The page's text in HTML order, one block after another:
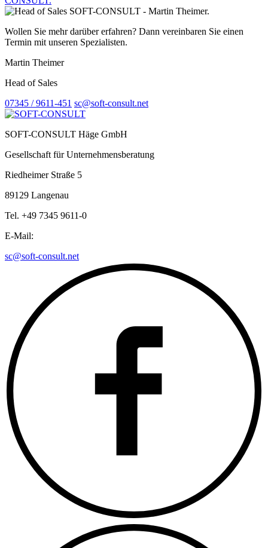
Wollen Sie mehr darüber erfahren? Dann vereinbaren Sie einen
Termin mit unseren Spezialisten.
Martin Theimer
Head of Sales
07345 / 9611-451 sc@soft-consult.net
SOFT-CONSULT Häge GmbH
Gesellschaft für Unternehmensberatung
Riedheimer Straße 5
89129 Langenau
Tel. +49 7345 9611-0
E-Mail:
sc@soft-consult.net